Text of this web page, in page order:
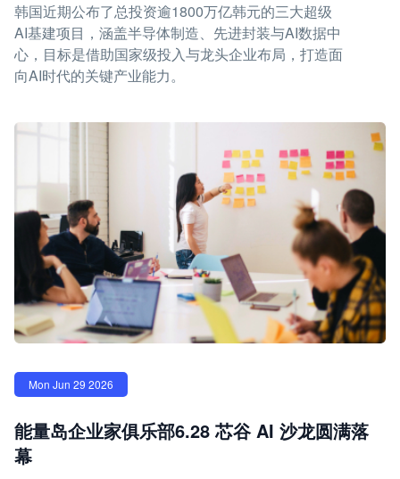
韩国近期公布了总投资逾1800万亿韩元的三大超级
AI基建项目，涵盖半导体制造、先进封装与AI数据中
心，目标是借助国家级投入与龙头企业布局，打造面
向AI时代的关键产业能力。
Mon Jun 29 2026
能量岛企业家俱乐部6.28 芯谷 AI 沙龙圆满落
幕